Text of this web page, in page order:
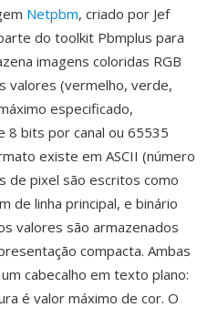
Netpbm, criado por Jef
do toolkit Pbmplus para
imagens coloridas RGB
valores (vermelho, verde,
especificado,
8 bits por canal ou 65535
existe em ASCII (número
de pixel são escritos como
de linha principal, e binário
valores são armazenados
compacta. Ambas
cabecalho em texto plano:
é valor máximo de cor. O